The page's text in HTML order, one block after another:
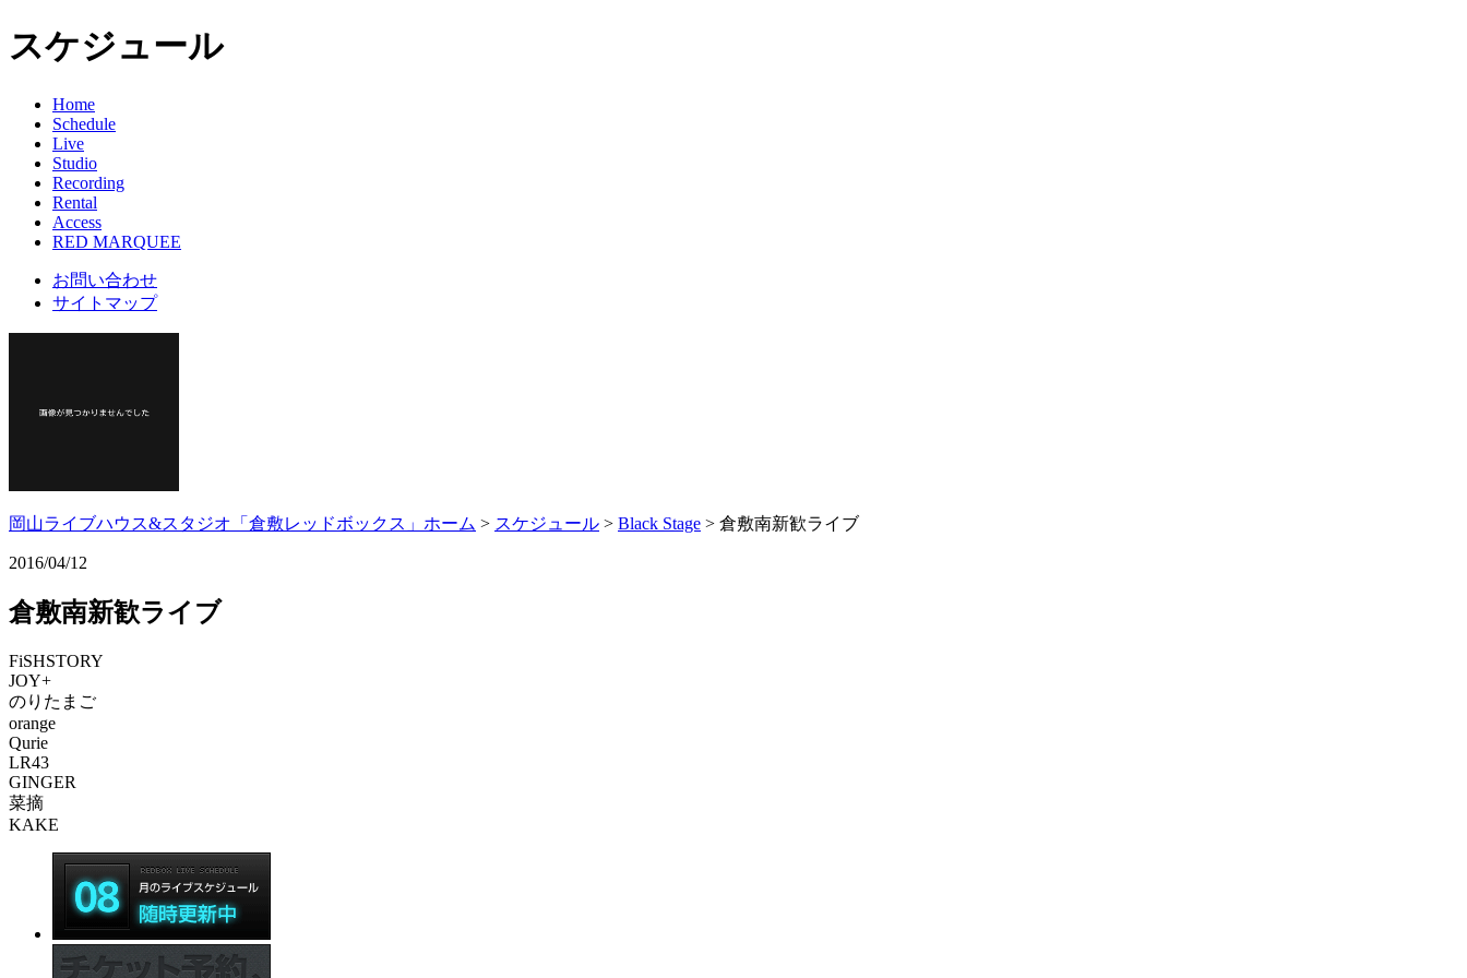
スケジュール
Home
Schedule
Live
Studio
Recording
Rental
Access
RED MARQUEE
お問い合わせ
サイトマップ
岡山ライブハウス&スタジオ「倉敷レッドボックス」ホーム > スケジュール > Black Stage > 倉敷南新歓ライブ
2016/04/12
倉敷南新歓ライブ
FiSHSTORY
JOY+
のりたまご
orange
Qurie
LR43
GINGER
菜摘
KAKE